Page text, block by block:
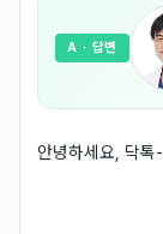
A · 답변
안녕하세요, 닥톡